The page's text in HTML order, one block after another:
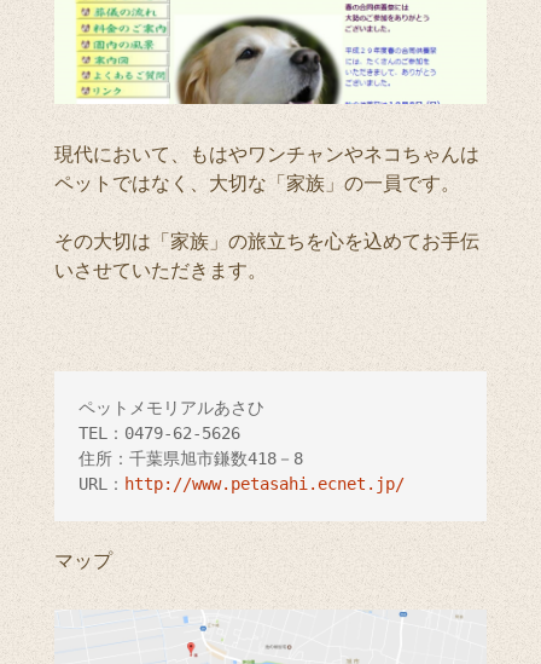
現代において、もはやワンチャンやネコちゃんは
ペットではなく、大切な「家族」の一員です。
その大切は「家族」の旅立ちを心を込めてお手伝
いさせていただきます。
ペットメモリアルあさひ
TEL：0479-62-5626
住所：千葉県旭市鎌数418－8
URL： http://www.petasahi.ecnet.jp/
マップ